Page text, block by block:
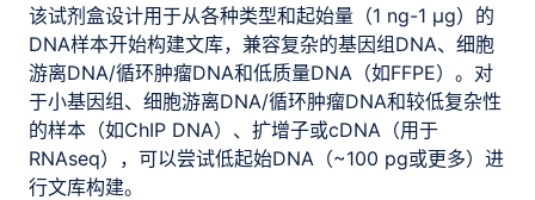
该试剂盒设计用于从各种类型和起始量（1 ng-1 μg）的
DNA样本开始构建文库，兼容复杂的基因组DNA、细胞
游离DNA/循环肿瘤DNA和低质量DNA（如FFPE）。对
于小基因组、细胞游离DNA/循环肿瘤DNA和较低复杂性
的样本（如ChIP DNA）、扩增子或cDNA（用于
RNAseq），可以尝试低起始DNA（~100 pg或更多）进
行文库构建。